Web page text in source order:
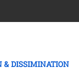
& DISSIMINATION